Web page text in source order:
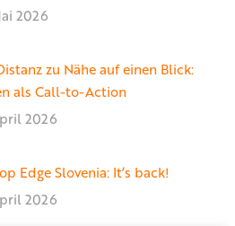
2026
zu Nähe auf einen Blick:
als Call-to-Action
2026
Edge Slovenia: It’s back!
2026